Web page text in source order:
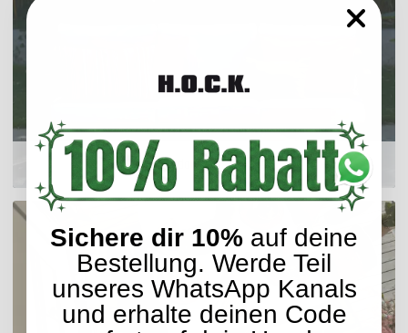
Outdoor Kissen
Sichere dir 10% auf deine
Bestellung. Werde Teil
unseres WhatsApp Kanals
und erhalte deinen Code